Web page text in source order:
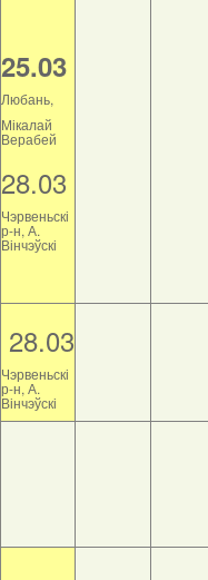
25.03
Любань,
Мікалай
Верабей
28.03
Чэрвеньскі
р-н, А.
Вінчэўскі
28.03
Чэрвеньскі
р-н, А.
Вінчэўскі